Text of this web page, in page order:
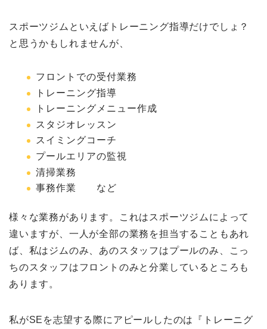
スポーツジムといえばトレーニング指導だけでしょ？
と思うかもしれませんが、
フロントでの受付業務
トレーニング指導
トレーニングメニュー作成
スタジオレッスン
スイミングコーチ
プールエリアの監視
清掃業務
事務作業 など
様々な業務があります。これはスポーツジムによって
違いますが、一人が全部の業務を担当することもあれ
ば、私はジムのみ、あのスタッフはプールのみ、こっ
ちのスタッフはフロントのみと分業しているところも
あります。
私がSEを志望する際にアピールしたのは『トレーニグ